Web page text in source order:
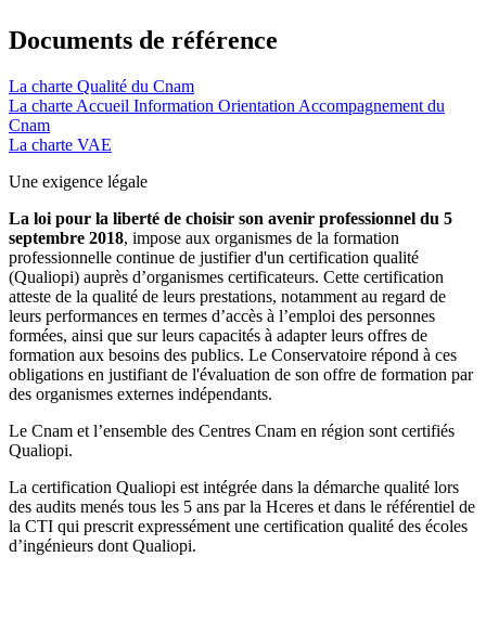
Documents de référence
La charte Qualité du Cnam
La charte Accueil Information Orientation Accompagnement du
Cnam
La charte VAE
Une exigence légale
La loi pour la liberté de choisir son avenir professionnel du 5
septembre 2018, impose aux organismes de la formation
professionnelle continue de justifier d'un certification qualité
(Qualiopi) auprès d’organismes certificateurs. Cette certification
atteste de la qualité de leurs prestations, notamment au regard de
leurs performances en termes d’accès à l’emploi des personnes
formées, ainsi que sur leurs capacités à adapter leurs offres de
formation aux besoins des publics. Le Conservatoire répond à ces
obligations en justifiant de l'évaluation de son offre de formation par
des organismes externes indépendants.
Le Cnam et l’ensemble des Centres Cnam en région sont certifiés
Qualiopi.
La certification Qualiopi est intégrée dans la démarche qualité lors
des audits menés tous les 5 ans par la Hceres et dans le référentiel de
la CTI qui prescrit expressément une certification qualité des écoles
d’ingénieurs dont Qualiopi.